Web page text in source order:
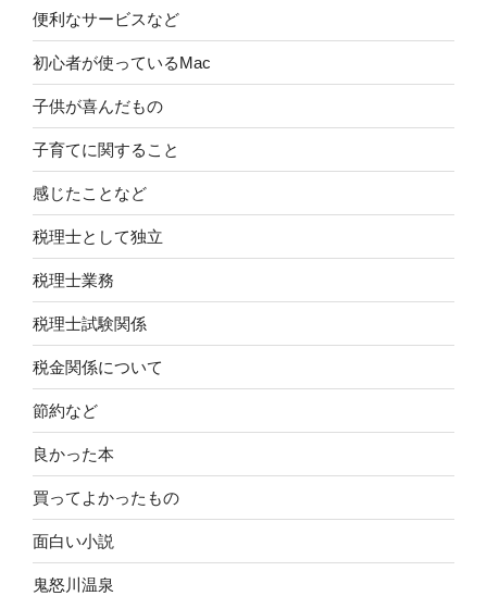
便利なサービスなど
初心者が使っているMac
子供が喜んだもの
子育てに関すること
感じたことなど
税理士として独立
税理士業務
税理士試験関係
税金関係について
節約など
良かった本
買ってよかったもの
面白い小説
鬼怒川温泉